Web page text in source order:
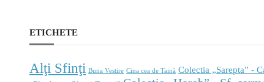
ETICHETE
Alţi Sfinţi Buna Vestire Cina cea de Taină Colectia „Sarepta” -